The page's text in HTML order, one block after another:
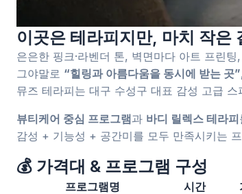
이곳은 테라피지만, 마치 작은
은은한 핑크·라벤더 톤, 벽면마다 아트 프린
그야말로 “힐링과 아름다움을 동시에 받는 곳”
뮤즈 테라피는 대구 수성구 대표 감성 고급 스
뷰티케어 중심 프로그램과 바디 릴렉스 테라피
감성 + 기능성 + 공간미를 모두 만족시키는
💰 가격대 & 프로그램 구성
프로그램명 시간